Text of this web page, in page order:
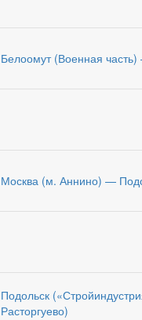
Белоомут (Военная
Москва (м. Аннино) —
Подольск
Расторгуево)